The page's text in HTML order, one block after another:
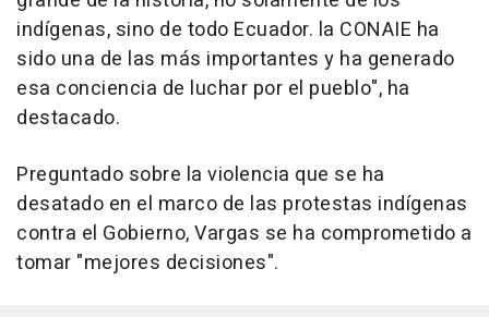
indígenas, sino de todo Ecuador. la CONAIE ha
sido una de las más importantes y ha generado
esa conciencia de luchar por el pueblo", ha
destacado.
Preguntado sobre la violencia que se ha
desatado en el marco de las protestas indígenas
contra el Gobierno, Vargas se ha comprometido a
tomar "mejores decisiones".